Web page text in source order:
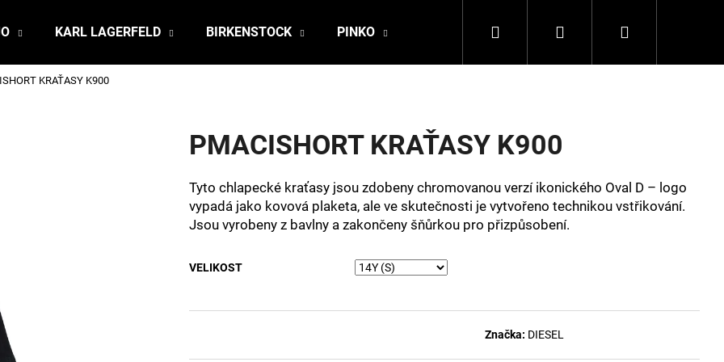
KARL LAGERFELD BIRKENSTOCK PINKO DALE OF NORWAY LA MARTINA
Hledat PřihlášeníNákupní
KRAŤASY K900
PMACISHORT KRAŤASY K900
Tyto chlapecké kraťasy jsou zdobeny chromovanou verzí ikonického Oval D – logo
vypadá jako kovová plaketa, ale ve skutečnosti je vytvořeno technikou vstřikování.
Jsou vyrobeny z bavlny a zakončeny šňůrkou pro přizpůsobení.
VELIKOST
Značka: DIESEL
Co potřebujete najít?
HLEDAT
Následující